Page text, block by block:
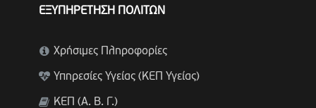
ΕΞΥΠΗΡΕΤΗΣΗ ΠΟΛΙΤΩΝ
Χρήσιμες Πληροφορίες
Υπηρεσίες Υγείας (ΚΕΠ Υγείας)
ΚΕΠ (Α. Β. Γ.)